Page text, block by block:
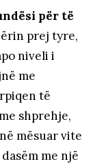
për të
prej tyre,
niveli i
me
të
shprehje,
mësuar vite
me një